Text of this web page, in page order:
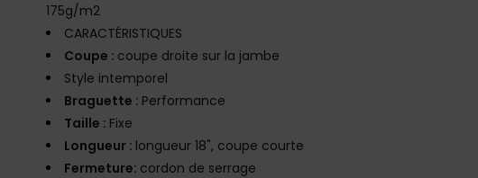
175g/m2
CARACTÉRISTIQUES
Coupe : coupe droite sur la jambe
Style intemporel
Braguette : Performance
Taille : Fixe
Longueur : longueur 18", coupe courte
Fermeture: cordon de serrage